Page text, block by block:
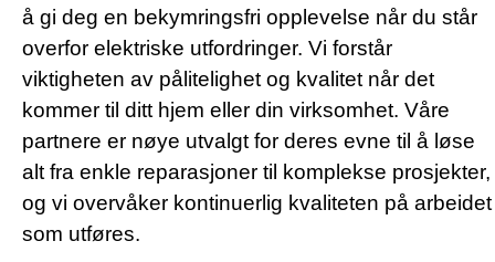
å gi deg en bekymringsfri opplevelse når du står
overfor elektriske utfordringer. Vi forstår
viktigheten av pålitelighet og kvalitet når det
kommer til ditt hjem eller din virksomhet. Våre
partnere er nøye utvalgt for deres evne til å løse
alt fra enkle reparasjoner til komplekse prosjekter,
og vi overvåker kontinuerlig kvaliteten på arbeidet
som utføres.